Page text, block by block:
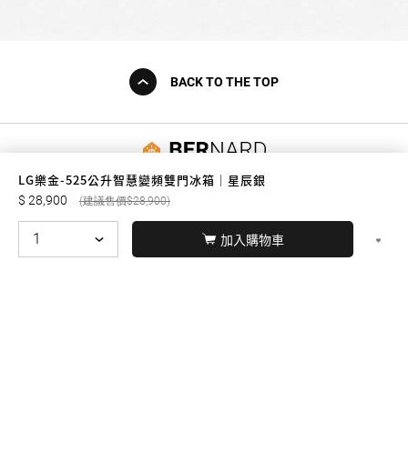
LG樂金-525公升智慧變頻雙門冰箱｜星辰銀
28,900 28,900
加入購物車
BACK TO THE TOP
友誠購物
© BERNARD 2021 WEBDESIGN